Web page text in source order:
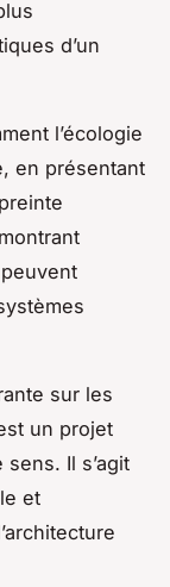
d’un
l’écologie
en présentant
sur les
un projet
Il s’agit
et